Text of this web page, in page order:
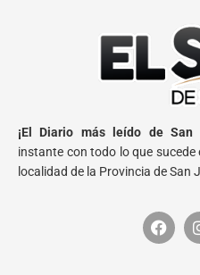
¡El Diario más leído de San
instante con todo lo que
localidad de la Provincia de San